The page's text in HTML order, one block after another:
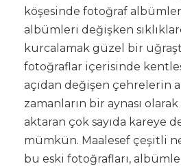
köşesinde fotoğraf
albümleri değişken
kurcalamak güzel bir
fotoğraflar içerisinde
açıdan değişen çehrelerin
zamanların bir aynası
aktaran çok sayıda kareye
mümkün. Maalesef çeşitli
bu eski fotoğrafları,